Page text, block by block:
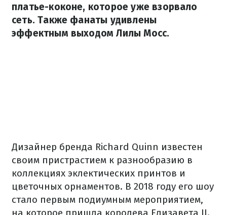
платье-коконе, которое уже взорвало
сеть. Также фанаты удивлены
эффектным выходом Лилы Мосс.
Дизайнер бренда Richard Quinn известен
своим пристрастием к разнообразию в
коллекциях эклектических принтов и
цветочных орнаментов. В 2018 году его шоу
стало первым подиумным мероприятием,